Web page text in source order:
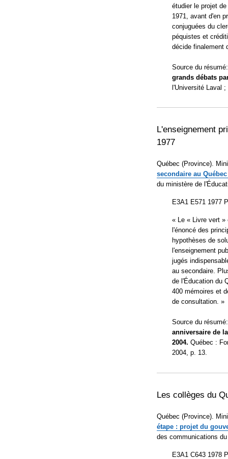
étudier le projet
1971, avant d'en
conjuguées du
péquistes et
décide finalement
Source du
grands débats
l'Université Laval
L'enseignement
1977
Québec (Province).
secondaire au
du ministère de
E3A1 E571 1977
« Le « Livre vert
l'énoncé des
hypothèses de
l'enseignement
jugés
au secondaire.
de l'Éducation du
400 mémoires et
de consultation. »
Source du
anniversaire de
2004. Québec :
2004, p. 13.
Les collèges du
Québec (Province).
étape : projet du
des communications
E3A1 C643 1978